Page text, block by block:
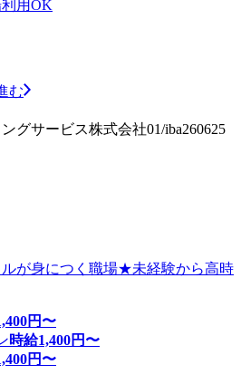
用OK
む
グサービス株式会社01/iba260625
ルが身につく職場★未経験から高時
円〜
時給1,400円〜
円〜